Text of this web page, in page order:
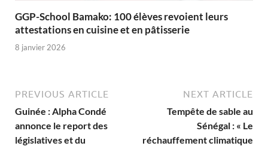
GGP-School Bamako: 100 élèves revoient leurs
attestations en cuisine et en pâtisserie
8 janvier 2026
PREVIOUS ARTICLE
Guinée : Alpha Condé
annonce le report des
législatives et du
NEXT ARTICLE
Tempête de sable au
Sénégal : « Le
réchauffement climatique